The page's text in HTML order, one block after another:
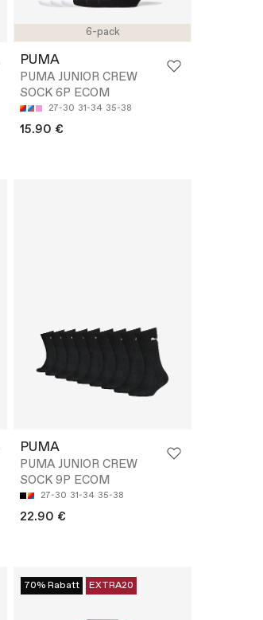
6-pack
PUMA
PUMA JUNIOR CREW
SOCK 6P ECOM
27-30 31-34 35-38
15.90 €
PUMA
PUMA JUNIOR CREW
SOCK 9P ECOM
27-30 31-34 35-38
22.90 €
70% Rabatt EXTRA20